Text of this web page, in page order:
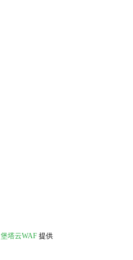
堡塔云WAF 提供